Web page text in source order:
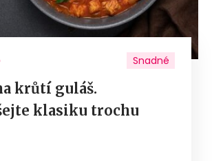
Snadné
krůtí guláš.
klasiku trochu